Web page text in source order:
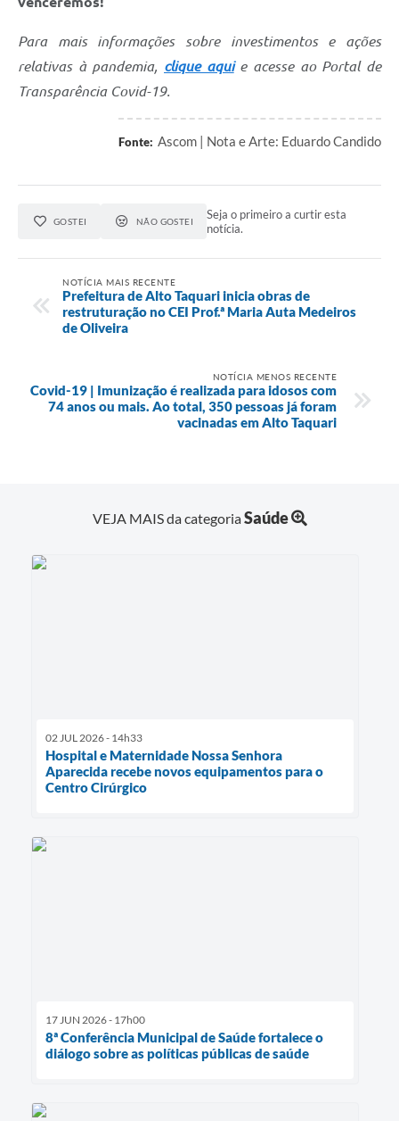
Para mais informações sobre investimentos e ações
relativas à pandemia, clique aqui e acesse ao Portal de
Transparência Covid-19.
Fonte: Ascom | Nota e Arte: Eduardo Candido
GOSTEI NÃO GOSTEI
Seja o primeiro a curtir esta
notícia.
NOTÍCIA MAIS RECENTE
Prefeitura de Alto Taquari inicia obras de
restruturação no CEI Prof.ª Maria Auta Medeiros
de Oliveira
NOTÍCIA MENOS RECENTE
Covid-19 | Imunização é realizada para idosos com
74 anos ou mais. Ao total, 350 pessoas já foram
vacinadas em Alto Taquari
VEJA MAIS da categoriaSaúde
02 JUL 2026 - 14h33
Hospital e Maternidade Nossa Senhora
Aparecida recebe novos equipamentos para o
Centro Cirúrgico
17 JUN 2026 - 17h00
8ª Conferência Municipal de Saúde fortalece o
diálogo sobre as políticas públicas de saúde